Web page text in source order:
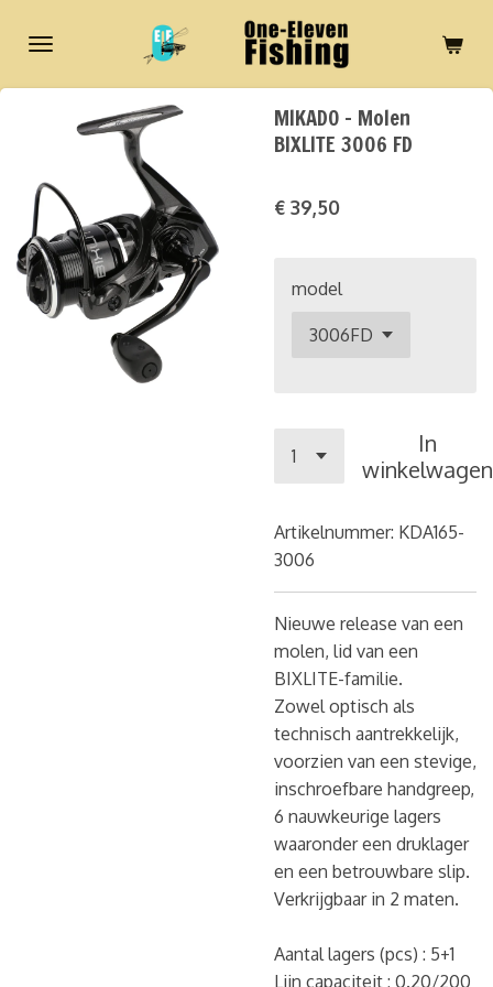
direct
hoofdinhoud
MIKADO - Molen
BIXLITE 3006 FD
€ 39,50
model
In
winkelwagen
Artikelnummer: KDA165-
3006
Nieuwe release van een
molen, lid van een
BIXLITE-familie.
Zowel optisch als
technisch aantrekkelijk,
voorzien van een stevige,
inschroefbare handgreep,
6 nauwkeurige lagers
waaronder een druklager
en een betrouwbare slip.
Verkrijgbaar in 2 maten.
Aantal lagers (pcs) : 5+1
Lijn capaciteit : 0.20/200